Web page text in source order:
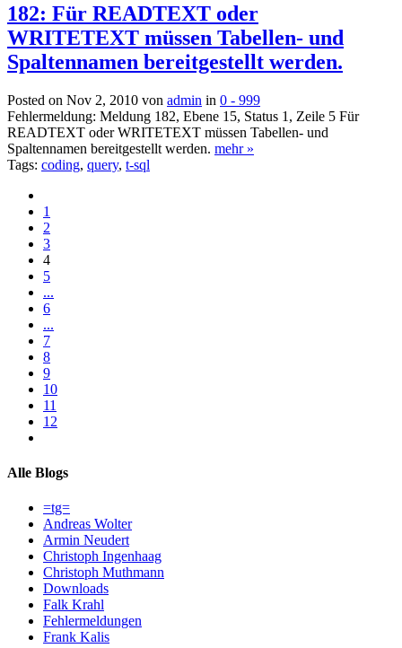
182: Für READTEXT oder
WRITETEXT müssen Tabellen- und
Spaltennamen bereitgestellt werden.
Posted on Nov 2, 2010 von admin in 0 - 999
Fehlermeldung: Meldung 182, Ebene 15, Status 1, Zeile 5 Für
READTEXT oder WRITETEXT müssen Tabellen- und
Spaltennamen bereitgestellt werden. mehr »
Tags: coding, query, t-sql
1
2
3
4
5
...
6
...
7
8
9
10
11
12
Alle Blogs
=tg=
Andreas Wolter
Armin Neudert
Christoph Ingenhaag
Christoph Muthmann
Downloads
Falk Krahl
Fehlermeldungen
Frank Kalis